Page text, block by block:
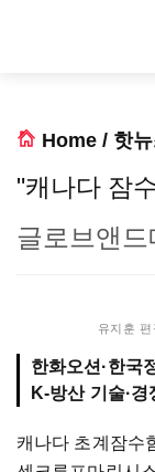
Home / 핫
"캐나다 잠
글로브앤
유지훈
한화오션·한국
K-방산 기술·
캐나다 초계잠수